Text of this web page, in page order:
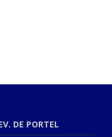
DE PORTEL